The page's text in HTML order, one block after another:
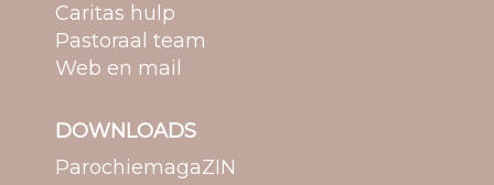
Caritas hulp
Pastoraal team
Web en mail
DOWNLOADS
ParochiemagaZIN